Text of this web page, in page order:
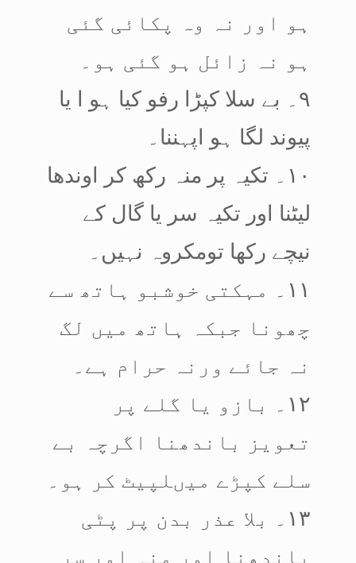
ہو اور نہ وہ پکائی گئی
ہو نہ زائل ہو گئی ہو۔
۹۔ بے سلا کپڑا رفو کیا ہو ا یا
پیوند لگا ہو اپہننا۔
۱۰۔ تکیہ پر منہ رکھ کر اوندھا
لیٹنا اور تکیہ سر یا گال کے
نیچے رکھا تومکروہ نہیں۔
۱۱۔ مہکتی خوشبو ہاتھ سے
چھونا جبکہ ہاتھ میں لگ
نہ جائے ورنہ حرام ہے۔
۱۲۔ بازو یا گلے پر
تعویز باندھنا اگرچہ بے
سلے کپڑے میںلپیٹ کر ہو۔
۱۳۔ بلا عذر بدن پر پٹی
باندھنا اور منہ اور سر